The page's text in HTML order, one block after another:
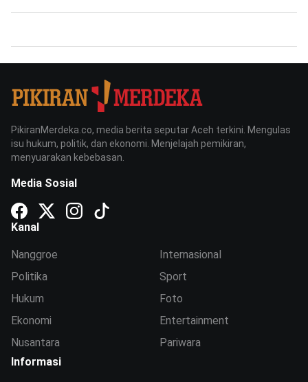
PikiranMerdeka.co, media berita seputar Aceh terkini. Mengulas
isu hukum, politik, dan ekonomi. Menjelajah pemikiran,
menyuarakan kebebasan.
Media Sosial
Kanal
Nanggroe
Politika
Hukum
Ekonomi
Nusantara
Internasional
Sport
Foto
Entertainment
Pariwara
Informasi